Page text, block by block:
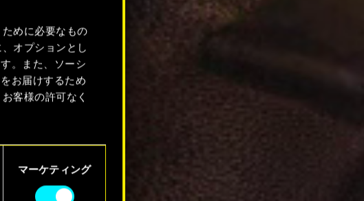
めに必要なもの
オプションとし
。また、ソーシ
お届けするため
客様の許可なく
下記の「設定」
マーケティング